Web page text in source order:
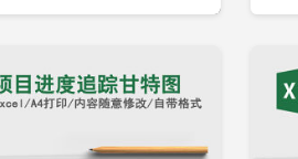
藏 立即下载